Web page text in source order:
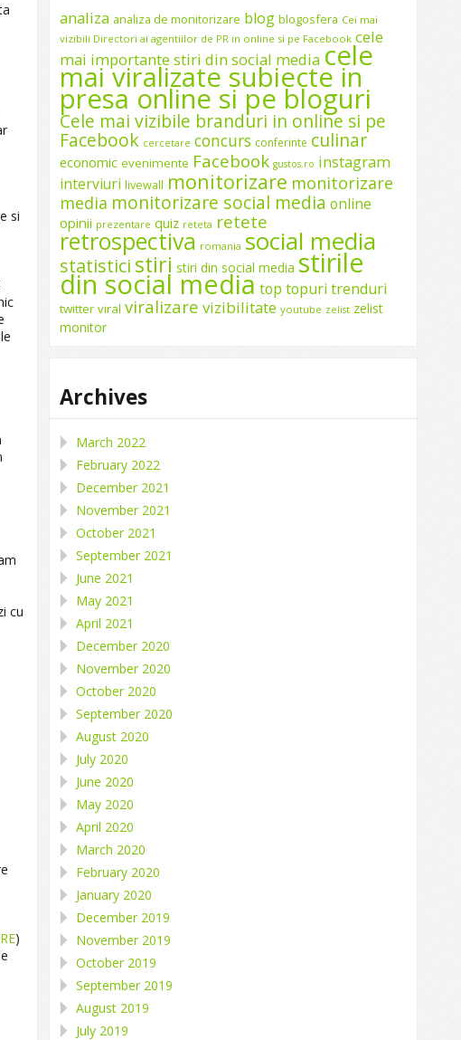
si
cu
)
analiza analiza de monitorizare blog blogosfera Cei mai
vizibili Directori ai agentiilor de PR in online si pe Facebook cele
mai importante stiri din social media cele
mai viralizate subiecte in
presa online si pe bloguri
Cele mai vizibile branduri in online si pe
Facebook cercetare concurs conferinte culinar
economic evenimente Facebook gustos.ro instagram
interviuri livewall monitorizare monitorizare
media monitorizare social media online
opinii prezentare quiz reteta retete
retrospectiva romania social media
statistici stiri stiri din social media stirile
din social media top topuri trenduri
twitter viral viralizare vizibilitate youtube zelist zelist
monitor
Archives
March 2022
February 2022
December 2021
November 2021
October 2021
September 2021
June 2021
May 2021
April 2021
December 2020
November 2020
October 2020
September 2020
August 2020
July 2020
June 2020
May 2020
April 2020
March 2020
February 2020
January 2020
December 2019
November 2019
October 2019
September 2019
August 2019
July 2019